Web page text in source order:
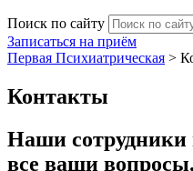
Поиск по сайту
Записаться на приём
Первая Психиатрическая >
Контакты
Наши сотрудники
все ваши